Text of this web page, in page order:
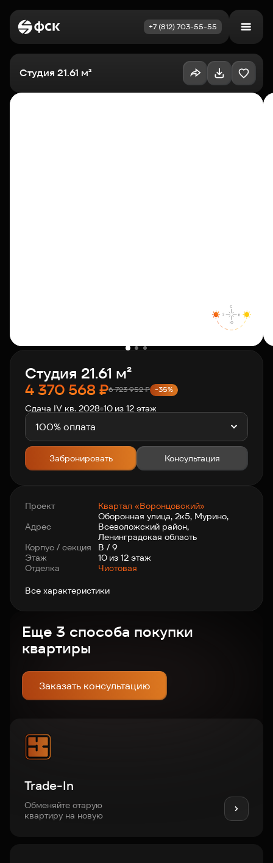
+7 (812) 703-55-55
Контакты
Связаться с нами
+7 812 703-55-55
Студия 21.61 м²
Студия 21.61 м²
4 370 568₽6 723 952₽ -35%
Сдача IV кв. 2028 10 из 12 этаж
100% оплата
Забронировать Консультация
Проект
Квартал «Воронцовский»
Адрес
Оборонная улица, 2к5, Мурино,
Всеволожский район,
Ленинградская область
Корпус / секция
В / 9
Этаж
10 из 12 этаж
Отделка
Чистовая
Все характеристики
Еще 3 способа покупки
квартиры
Заказать консультацию
Trade-In
Обменяйте старую
квартиру на новую